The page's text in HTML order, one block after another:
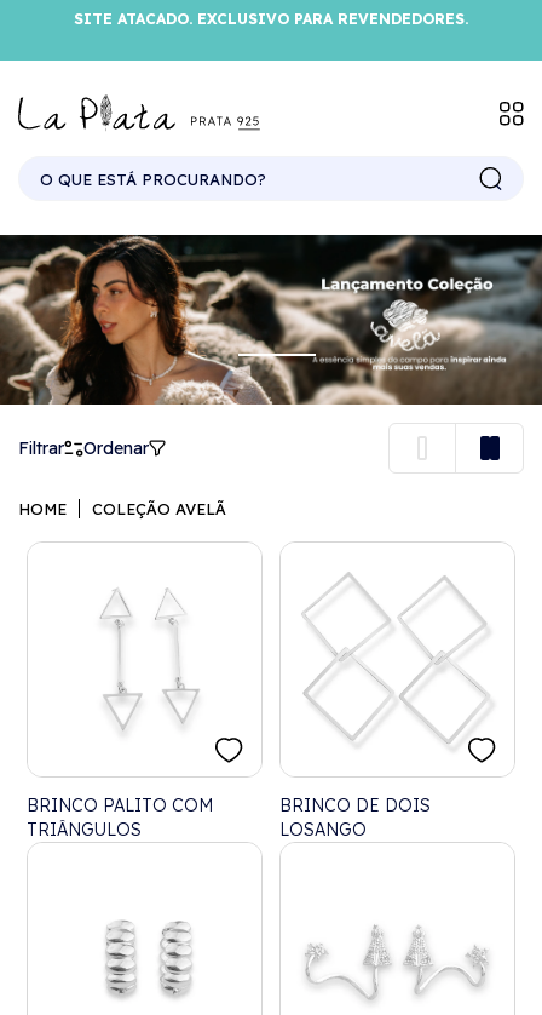
SITE ATACADO. EXCLUSIVO PARA REVENDEDORES.
Filtrar Ordenar
HOME COLEÇÃO AVELÃ
BRINCO PALITO COM
TRIÂNGULOS
BRINCO DE DOIS
LOSANGO